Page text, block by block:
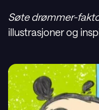
Søte drømmer-
illustrasjoner og